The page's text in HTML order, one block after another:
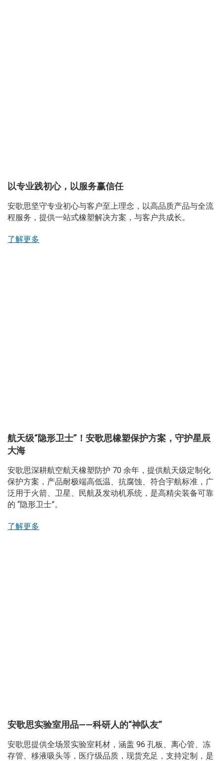
以专业践初心，以服务赢信任
安歌思坚守专业初心与客户至上理念，以高品质产品与全流
程服务，提供一站式橡塑解决方案，与客户共成长。
了解更多
航天级“隐形卫士”！安歌思橡塑保护方案，守护星辰
大海
安歌思深耕航空航天橡塑防护 70 余年，提供航天级定制化
保护方案，产品耐极端高低温、抗腐蚀、符合宇航标准，广
泛用于火箭、卫星、民航及发动机系统，是高精尖装备可靠
的 “隐形卫士”。
了解更多
安歌思实验室用品——科研人的“神队友”
安歌思提供全场景实验室耗材，涵盖 96 孔板、离心管、冻
存管、移液吸头等，医疗级品质，现货充足，支持定制，是